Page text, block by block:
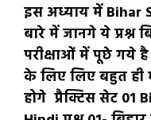
इस अध्याय में Bihar
बारे में जानगे ये प्रश्न
परीक्षाओं में पूछे गये
के लिए लिए बहुत ही
होगे प्रैक्टिस सेट 01